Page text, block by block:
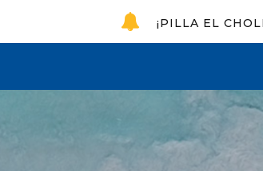
¡PILLA EL